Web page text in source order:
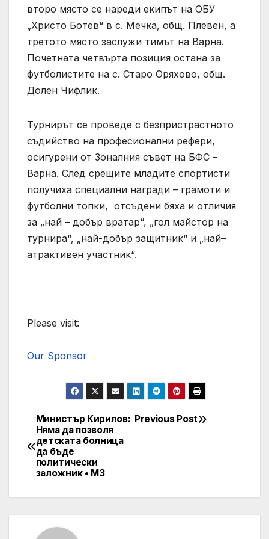
второ място се нареди екипът на ОБУ
„Христо Ботев“ в с. Мечка, общ. Плевен, а
третото място заслужи тимът на Варна.
Почетната четвърта позиция остана за
футболистите на с. Старо Оряхово, общ.
Долен Чифлик.
Турнирът се проведе с безпристрастното
съдийство на професионални рефери,
осигурени от Зоналния съвет на БФС –
Варна. След срещите младите спортисти
получиха специални награди – грамоти и
футболни топки, отсъдени бяха и отличия
за „най – добър вратар“, „гол майстор на
турнира“, „най-добър защитник“ и „най–
атрактивен участник“.
Please visit:
Our Sponsor
Post
navigation
Previous Post
Министър Кирилов:
Няма да позволя
детската болница
да бъде
политически
заложник • МЗ